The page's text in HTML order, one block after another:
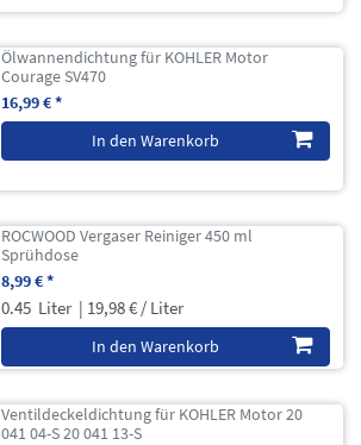
Ölwannendichtung für KOHLER Motor
Courage SV470
16,99 € *
In den Warenkorb
ROCWOOD Vergaser Reiniger 450 ml
Sprühdose
8,99 € *
0.45 Liter | 19,98 € / Liter
In den Warenkorb
Ventildeckeldichtung für KOHLER Motor 20
041 04-S 20 041 13-S